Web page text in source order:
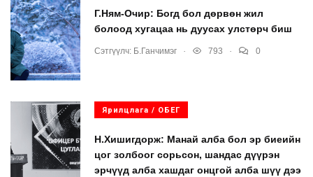
Г.Ням-Очир: Богд бол дөрвөн жил
болоод хугацаа нь дуусах улстөрч биш
Сэтгүүлч: Б.Ганчимэг 793 0
Ярилцлага / ОБЕГ
Н.Хишигдорж: Манай алба бол эр биеийн
цог золбоог сорьсон, шандас дүүрэн
эрчүүд алба хашдаг онцгой алба шүү дээ